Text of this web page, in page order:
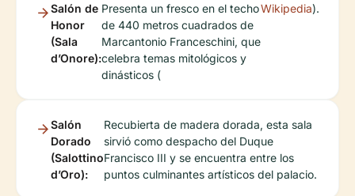
Salón de
Honor
(Sala
d’Onore):
Presenta un fresco en el techo
de 440 metros cuadrados de
Marcantonio Franceschini, que
celebra temas mitológicos y
dinásticos (
Wikipedia).
Salón
Dorado
(Salottino
d’Oro):
Recubierta de madera dorada, esta sala
sirvió como despacho del Duque
Francisco III y se encuentra entre los
puntos culminantes artísticos del palacio.